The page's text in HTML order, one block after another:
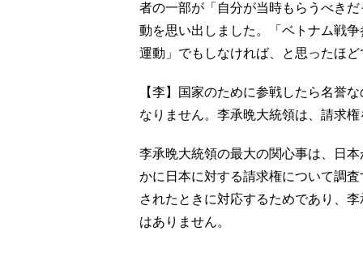
者の一部が「自分が当時もらうべき
動を思い出しました。「ベトナム戦
運動」でもしなければ、と思ったほど
【李】国家のために参戦したら名誉
なりません。李承晩大統領は、請求
李承晩大統領の最大の関心事は、日
かに日本に対する請求権について調
されたときに対応するためであり、
はありません。